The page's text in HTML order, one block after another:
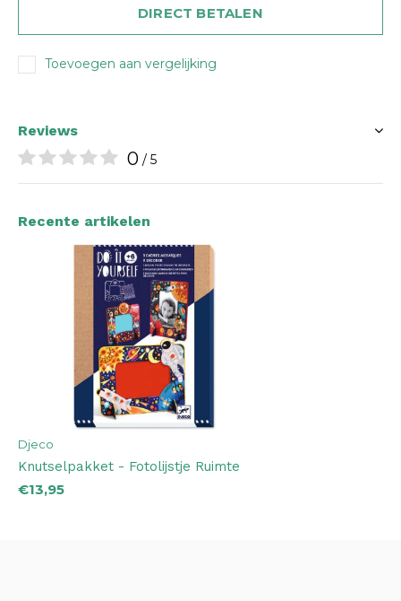
DIRECT BETALEN
Toevoegen aan vergelijking
Reviews
0 / 5
Recente artikelen
Djeco
Knutselpakket - Fotolijstje Ruimte
€13,95